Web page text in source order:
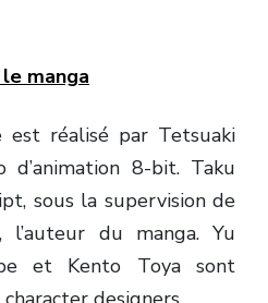
manga
est réalisé par Tetsuaki
d’animation 8-bit. Taku
sous la supervision de
l’auteur du manga. Yu
et Kento Toya sont